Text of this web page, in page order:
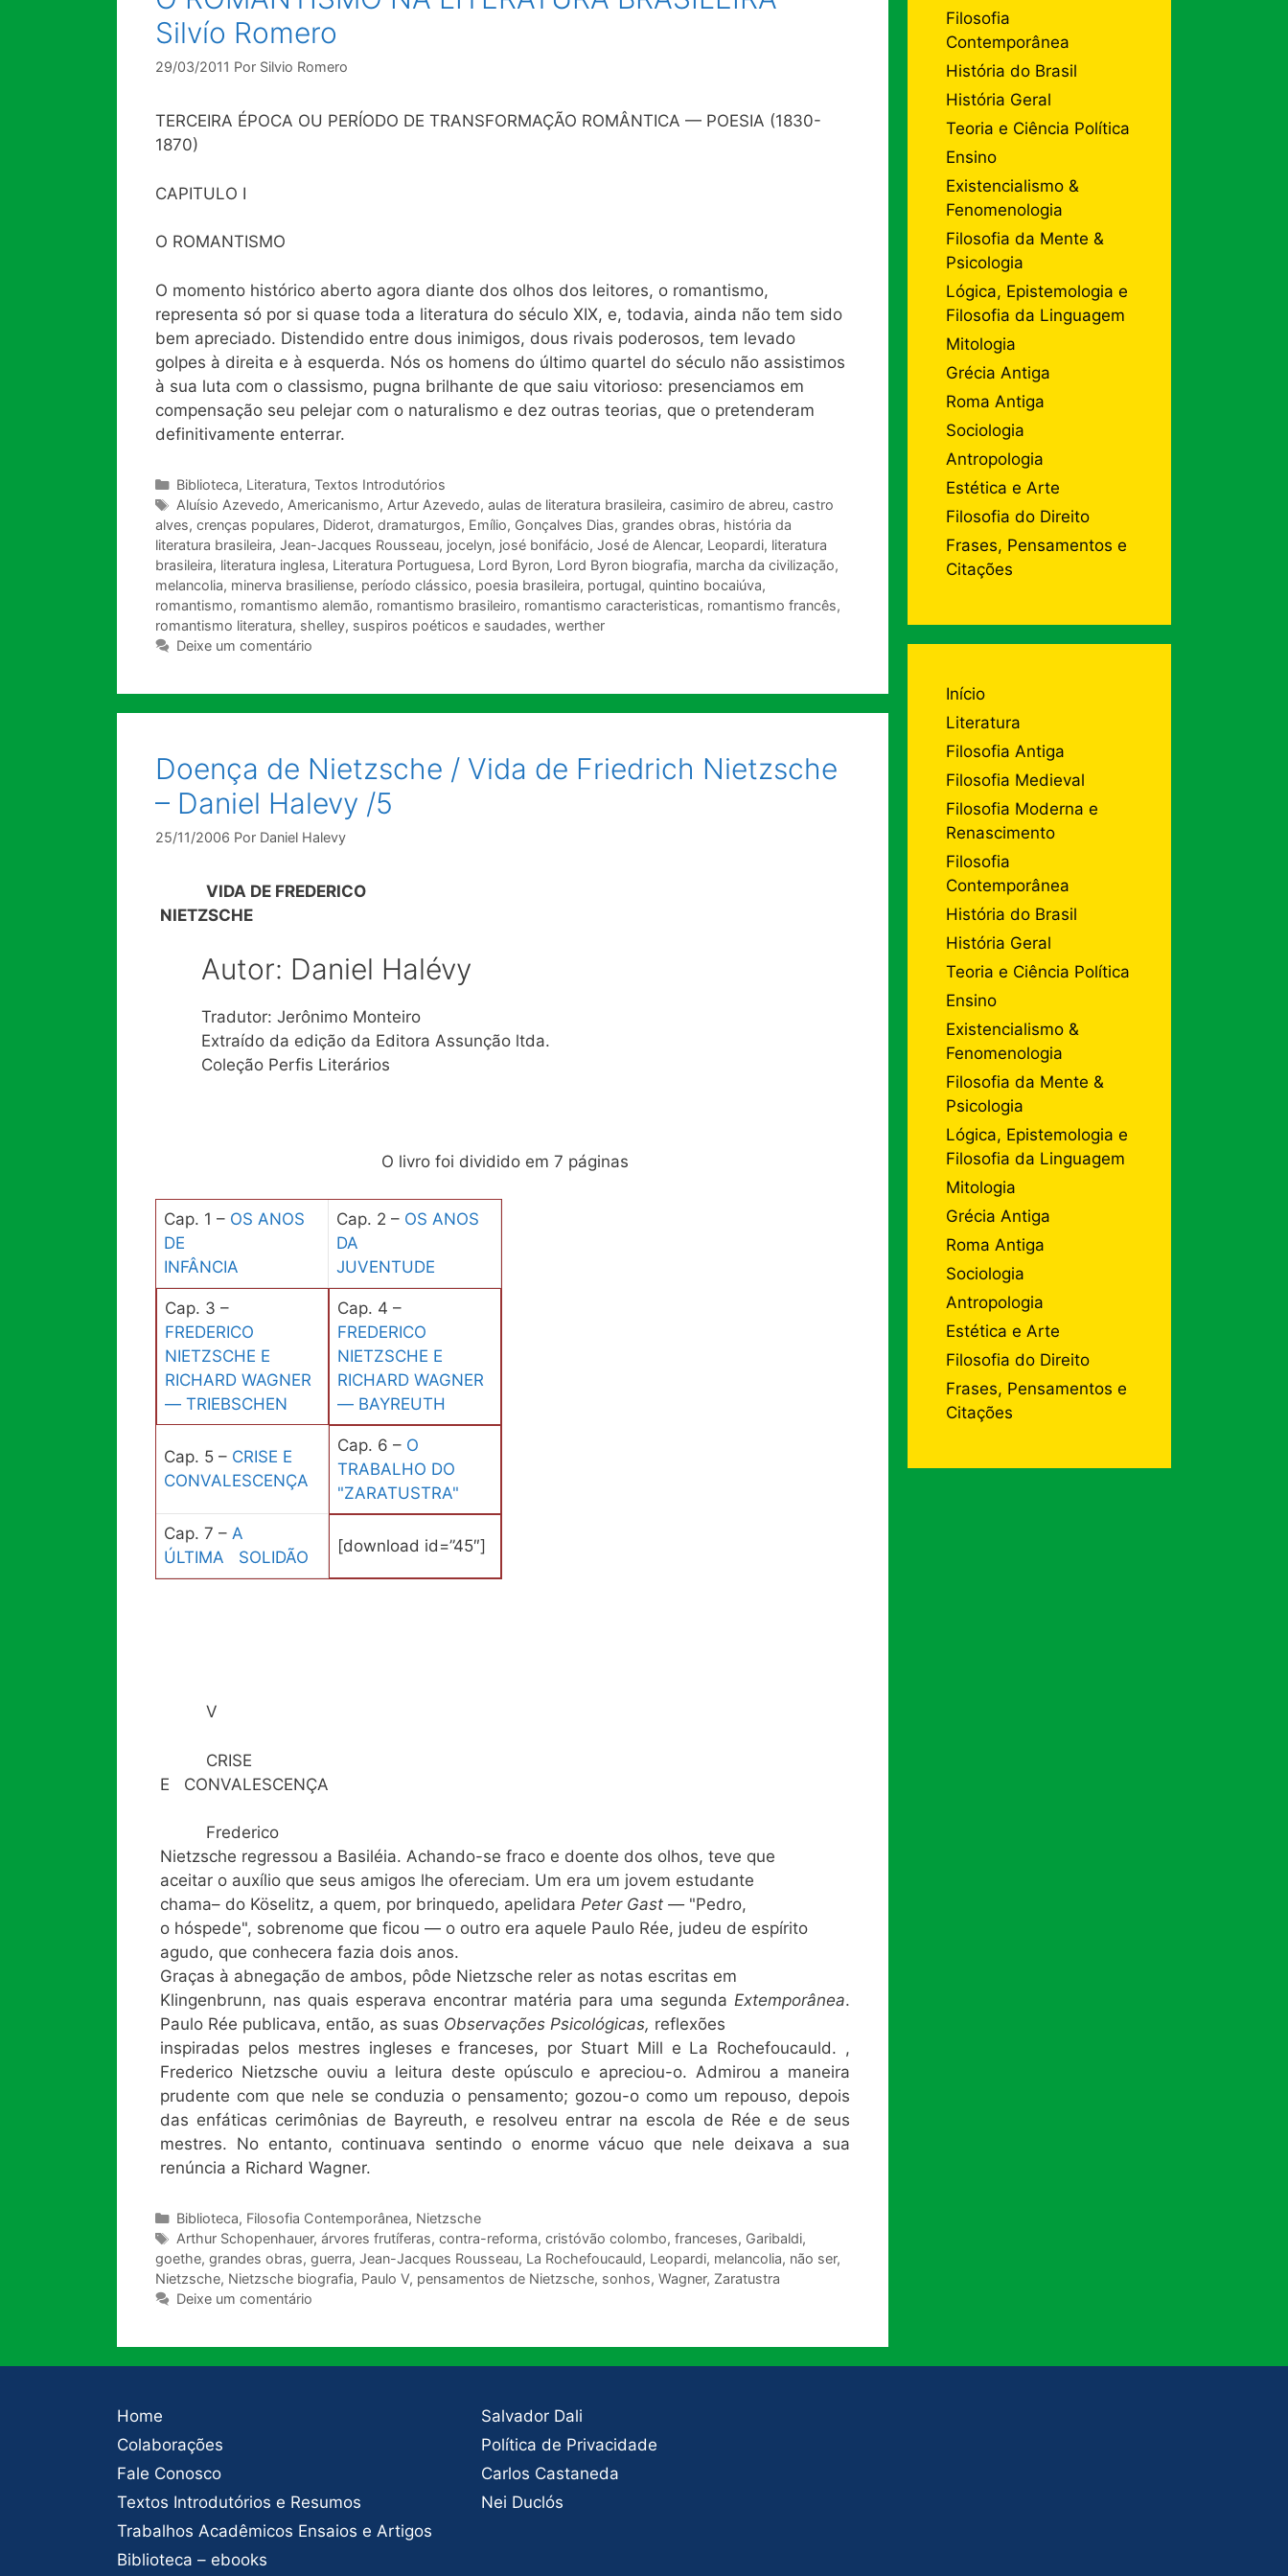
Silvío Romero
29/03/2011 Por Silvio Romero
TERCEIRA ÉPOCA OU PERÍODO DE TRANSFORMAÇÃO ROMÂNTICA — POESIA (1830-
1870)
CAPITULO I
O ROMANTISMO
O momento histórico aberto agora diante dos olhos dos leitores, o romantismo,
representa só por si quase toda a literatura do século XIX, e, todavia, ainda não tem sido
bem apreciado. Distendido entre dous inimigos, dous rivais poderosos, tem levado
golpes à direita e à esquerda. Nós os homens do último quartel do século não assistimos
à sua luta com o classismo, pugna brilhante de que saiu vitorioso: presenciamos em
compensação seu pelejar com o naturalismo e dez outras teorias, que o pretenderam
definitivamente enterrar.
Categorias
Biblioteca, Literatura, Textos Introdutórios
Tags
Aluísio Azevedo, Americanismo, Artur Azevedo, aulas de literatura brasileira, casimiro de abreu, castro
alves, crenças populares, Diderot, dramaturgos, Emílio, Gonçalves Dias, grandes obras, história da
literatura brasileira, Jean-Jacques Rousseau, jocelyn, josé bonifácio, José de Alencar, Leopardi, literatura
brasileira, literatura inglesa, Literatura Portuguesa, Lord Byron, Lord Byron biografia, marcha da civilização,
melancolia, minerva brasiliense, período clássico, poesia brasileira, portugal, quintino bocaiúva,
romantismo, romantismo alemão, romantismo brasileiro, romantismo caracteristicas, romantismo francês,
romantismo literatura, shelley, suspiros poéticos e saudades, werther
Deixe um comentário
Doença de Nietzsche / Vida de Friedrich Nietzsche
– Daniel Halevy /5
25/11/2006 Por Daniel Halevy
VIDA DE FREDERICO
NIETZSCHE
Autor: Daniel Halévy
Tradutor: Jerônimo Monteiro
Extraído da edição da Editora Assunção ltda.
Coleção Perfis Literários
O livro foi dividido em 7 páginas
Cap. 1 – OS ANOS
DE
INFÂNCIA
Cap. 2 – OS ANOS
DA
JUVENTUDE
Cap. 3 –
FREDERICO
NIETZSCHE E
RICHARD WAGNER
— TRIEBSCHEN
Cap. 4 –
FREDERICO
NIETZSCHE E
RICHARD WAGNER
— BAYREUTH
Cap. 5 – CRISE E
CONVALESCENÇA
Cap. 6 – O
TRABALHO DO
"ZARATUSTRA"
Cap. 7 – A
ÚLTIMA SOLIDÃO
[download id=”45″]
V
CRISE
E CONVALESCENÇA
Frederico
Nietzsche regressou a Basiléia. Achando-se fraco e doente dos olhos, teve que
aceitar o auxílio que seus amigos lhe ofereciam. Um era um jovem estudante
chama– do Köselitz, a quem, por brinquedo, apelidaraPeter Gast — "Pedro,
o hóspede", sobrenome que ficou — o outro era aquele Paulo Rée, judeu de espírito
agudo, que conhecera fazia dois anos.
Graças à abnegação de ambos, pôde Nietzsche reler as notas escritas em
Klingenbrunn, nas quais esperava encontrar matéria para uma segunda Extemporânea.
Paulo Rée publicava, então, as suas Observações Psicológicas, reflexões
inspiradas pelos mestres ingleses e franceses, por Stuart Mill e La Rochefoucauld. ,
Frederico Nietzsche ouviu a leitura deste opúsculo e apreciou-o. Admirou a maneira
prudente com que nele se conduzia o pensamento; gozou-o como um repouso, depois
das enfáticas cerimônias de Bayreuth, e resolveu entrar na escola de Rée e de seus
mestres. No entanto, continuava sentindo o enorme vácuo que nele deixava a sua
renúncia a Richard Wagner.
Categorias
Biblioteca, Filosofia Contemporânea, Nietzsche
Tags
Arthur Schopenhauer, árvores frutíferas, contra-reforma, cristóvão colombo, franceses, Garibaldi,
goethe, grandes obras, guerra, Jean-Jacques Rousseau, La Rochefoucauld, Leopardi, melancolia, não ser,
Nietzsche, Nietzsche biografia, Paulo V, pensamentos de Nietzsche, sonhos, Wagner, Zaratustra
Deixe um comentário
Filosofia
Contemporânea
História do Brasil
História Geral
Teoria e Ciência Política
Ensino
Existencialismo &
Fenomenologia
Filosofia da Mente &
Psicologia
Lógica, Epistemologia e
Filosofia da Linguagem
Mitologia
Grécia Antiga
Roma Antiga
Sociologia
Antropologia
Estética e Arte
Filosofia do Direito
Frases, Pensamentos e
Citações
Início
Literatura
Filosofia Antiga
Filosofia Medieval
Filosofia Moderna e
Renascimento
Filosofia
Contemporânea
História do Brasil
História Geral
Teoria e Ciência Política
Ensino
Existencialismo &
Fenomenologia
Filosofia da Mente &
Psicologia
Lógica, Epistemologia e
Filosofia da Linguagem
Mitologia
Grécia Antiga
Roma Antiga
Sociologia
Antropologia
Estética e Arte
Filosofia do Direito
Frases, Pensamentos e
Citações
Home
Colaborações
Fale Conosco
Textos Introdutórios e Resumos
Trabalhos Acadêmicos Ensaios e Artigos
Biblioteca – ebooks
Salvador Dali
Política de Privacidade
Carlos Castaneda
Nei Duclós